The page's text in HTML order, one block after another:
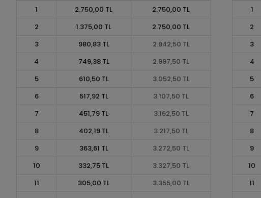
1
2.750,00 TL
2.750,00 TL
2
1.375,00 TL
2.750,00 TL
3
980,83 TL
2.942,50 TL
4
749,38 TL
2.997,50 TL
5
610,50 TL
3.052,50 TL
6
517,92 TL
3.107,50 TL
7
451,79 TL
3.162,50 TL
8
402,19 TL
3.217,50 TL
9
363,61 TL
3.272,50 TL
10
332,75 TL
3.327,50 TL
11
305,00 TL
3.355,00 TL
1
2
3
4
5
6
7
8
9
10
11